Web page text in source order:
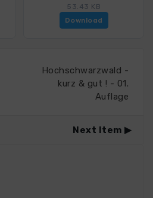
53.43 KB
Download
Hochschwarzwald -
kurz & gut ! - 01.
Auflage
Next Item